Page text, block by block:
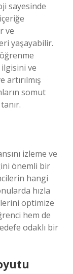
sayesinde
ve
yaşayabilir.
ve
artırılmış
somut
izleme ve
önemli bir
hangi
hızla
optimize
hem de
odaklı bir